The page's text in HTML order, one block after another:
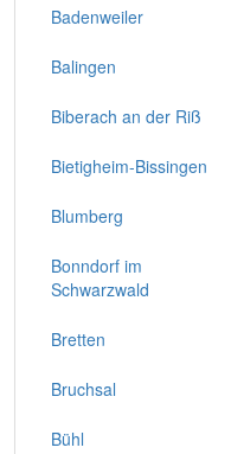
Badenweiler
Balingen
Biberach an der Riß
Bietigheim-Bissingen
Blumberg
Bonndorf im
Schwarzwald
Bretten
Bruchsal
Bühl